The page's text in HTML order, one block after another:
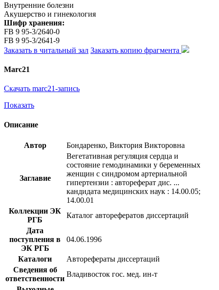
Внутренние болезни
Акушерство и гинекология
Шифр хранения:
FB 9 95-3/2640-0
FB 9 95-3/2641-9
Заказать в читальный зал Заказать копию фрагмента
Marc21
Скачать marc21-запись
Показать
Описание
Автор Бондаренко, Виктория Викторовна
Заглавие
Вегетативная регуляция сердца и
состояние гемодинамики у беременных
женщин с синдромом артериальной
гипертензии : автореферат дис. ...
кандидата медицинских наук : 14.00.05;
14.00.01
Коллекции ЭК
РГБ
Каталог авторефератов диссертаций
Дата
поступления в
ЭК РГБ
04.06.1996
Каталоги
Авторефераты диссертаций
Сведения об
ответственности
Владивосток гос. мед. ин-т